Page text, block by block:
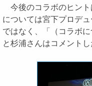
今後のコラボのヒント
については宮下プロデ
ではなく、「（コラボ
と杉浦さんはコメントし